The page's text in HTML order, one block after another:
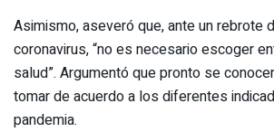
Asimismo, aseveró que, ante un rebrote
coronavirus, “no es necesario escoger
salud”. Argumentó que pronto se
tomar de acuerdo a los diferentes
pandemia.